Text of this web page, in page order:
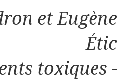
et Eugène
Étic
toxiques -